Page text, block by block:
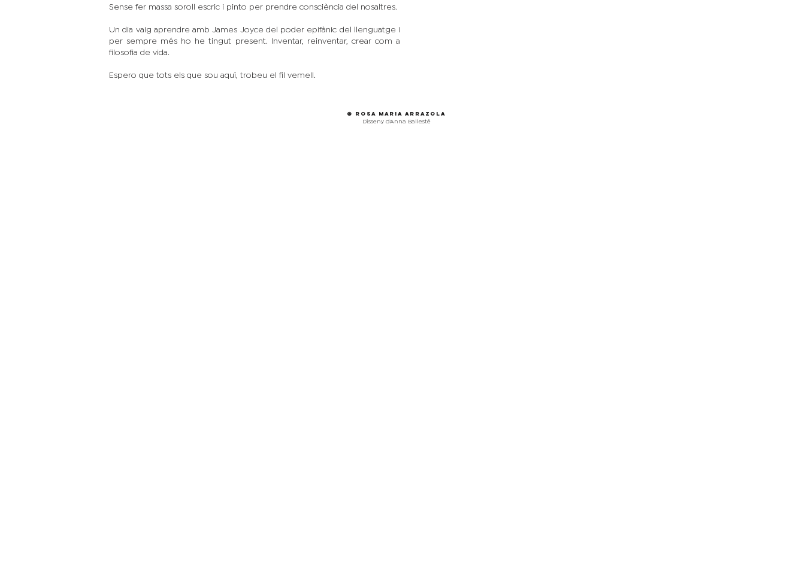
Sense fer massa soroll escric i pinto per prendre consciència del nosaltres.
Un dia vaig aprendre amb James Joyce del poder epifànic del llenguatge i
per sempre més ho he tingut present. Inventar, reinventar, crear com a
filosofia de vida.
Espero que tots els que sou aquí, trobeu el fil vemell.
© Rosa maria Arrazola
Disseny d'Anna Ballesté